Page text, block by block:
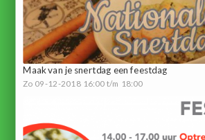
Maak van je snertdag een feestdag
Zo 09-12-2018 16:00 t/m 18:00